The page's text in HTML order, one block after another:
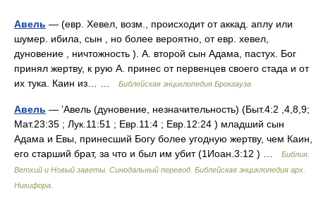
Авель — (eвр. Хевел, возм., происходит от аккад. аплу или
шумер. ибила, сын , но более вероятно, от евр. хевел,
дуновение , ничтожность ). А. второй сын Адама, пастух. Бог
принял жертву, к рую А. принес от первенцев своего стада и от
их тука. Каин из… …
Библейская энциклопедия Брокгауза
Авель — ’Авель (дуновение, незначительность) (Быт.4:2 ,4,8,9;
Мат.23:35 ; Лук.11:51 ; Евр.11:4 ; Евр.12:24 ) младший сын
Адама и Евы, принесший Богу более угодную жертву, чем Каин,
его старший брат, за что и был им убит (1Иоан.3:12 ) …
Библия.
Ветхий и Новый заветы. Синодальный перевод. Библейская энциклопедия арх.
Никифора.